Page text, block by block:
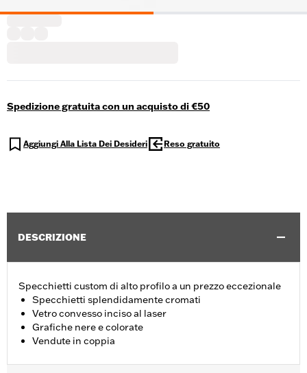
Spedizione gratuita con un acquisto di €50
Aggiungi Alla Lista Dei Desideri Reso gratuito
DESCRIZIONE
Specchietti custom di alto profilo a un prezzo eccezionale
Specchietti splendidamente cromati
Vetro convesso inciso al laser
Grafiche nere e colorate
Vendute in coppia